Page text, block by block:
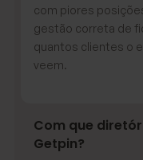
com piores
gestão correta de
quantos clientes o
veem.
Com que
Getpin?